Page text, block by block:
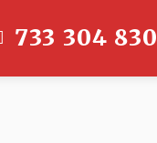
733 304 830